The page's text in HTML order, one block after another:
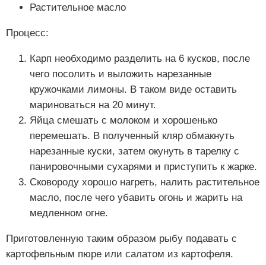
Растительное масло
Процесс:
Карп необходимо разделить на 6 кусков, после
чего посолить и выложить нарезанные
кружочками лимоны. В таком виде оставить
мариноваться на 20 минут.
Яйца смешать с молоком и хорошенько
перемешать. В полученный кляр обмакнуть
нарезанные куски, затем окунуть в тарелку с
панировочными сухарями и приступить к жарке.
Сковороду хорошо нагреть, налить растительное
масло, после чего убавить огонь и жарить на
медленном огне.
Приготовленную таким образом рыбу подавать с
картофельным пюре или салатом из картофеля.